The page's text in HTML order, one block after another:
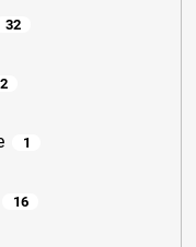
32
2
1
16